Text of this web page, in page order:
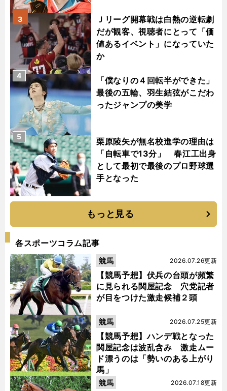
Ｊリーグ開幕戦は白熱の逆転劇
だが観客、視聴者にとって「価
値あるイベント」になっていた
か
3
「僕なりの４回転半ができた」
最後の五輪、羽生結弦がこだわ
ったジャンプの美学
4
栗原陵矢が無名校進学の理由は
「自転車で13分」 春江工出身
として最初で最後のプロ野球選
手となった
5
もっと見る
各スポーツコラム記事
【競馬予想】伏兵の台頭が頻繁
に見られる関屋記念 穴党記者
が目をつけた激走候補２頭
2026.07.26更新
競馬
【競馬予想】ハンデ戦となった
関屋記念は波乱含み 激走ムー
ド漂うのは「勢いのある上がり
馬」
2026.07.25更新
競馬
2026.07.18更新
競馬